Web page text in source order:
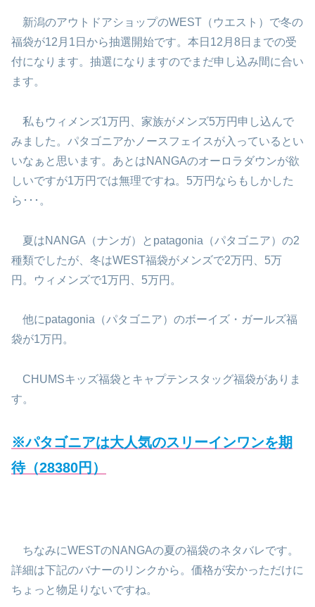
新潟のアウトドアショップのWEST（ウエスト）で冬の
福袋が12月1日から抽選開始です。本日12月8日までの受
付になります。抽選になりますのでまだ申し込み間に合い
ます。
私もウィメンズ1万円、家族がメンズ5万円申し込んで
みました。パタゴニアかノースフェイスが入っているとい
いなぁと思います。あとはNANGAのオーロラダウンが欲
しいですが1万円では無理ですね。5万円ならもしかした
ら･･･。
夏はNANGA（ナンガ）とpatagonia（パタゴニア）の2
種類でしたが、冬はWEST福袋がメンズで2万円、5万
円。ウィメンズで1万円、5万円。
他にpatagonia（パタゴニア）のボーイズ・ガールズ福
袋が1万円。
CHUMSキッズ福袋とキャプテンスタッグ福袋がありま
す。
※パタゴニアは大人気のスリーインワンを期
待（28380円）
ちなみにWESTのNANGAの夏の福袋のネタバレです。
詳細は下記のバナーのリンクから。価格が安かっただけに
ちょっと物足りないですね。